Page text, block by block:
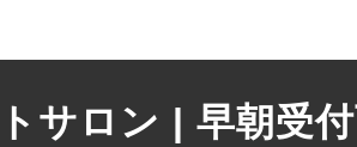
サロン | 早朝受